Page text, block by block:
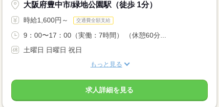
大阪府豊中市/緑地公園駅（徒歩 1分）
時給1,600円～ 交通費全額支給
9：00〜17：00（実働：7時間） （休憩60分...
土曜日 日曜日 祝日
もっと見る
求人詳細を見る